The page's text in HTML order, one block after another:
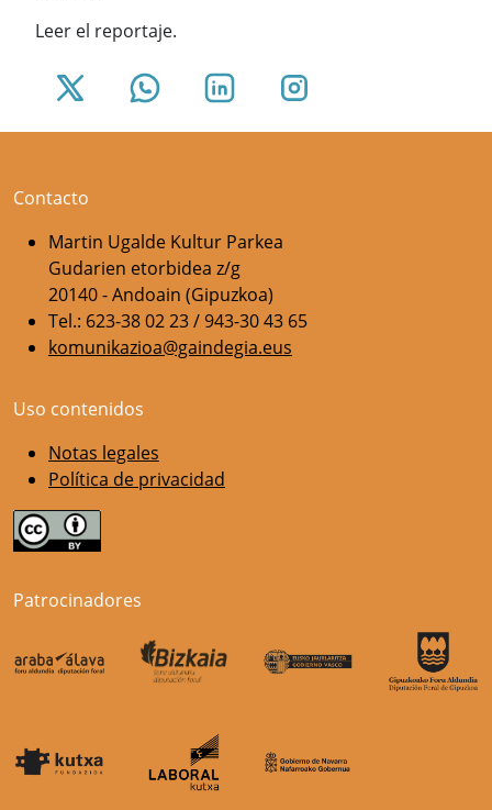
Leer el reportaje.
Contacto
Martin Ugalde Kultur Parkea
Gudarien etorbidea z/g
20140 - Andoain (Gipuzkoa)
Tel.: 623-38 02 23 / 943-30 43 65
komunikazioa@gaindegia.eus
Uso contenidos
Notas legales
Política de privacidad
Patrocinadores